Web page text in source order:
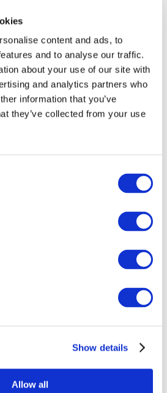
content and ads, to
and to analyse our traffic.
about your use of our site with
and analytics partners who
information that you’ve
they’ve collected from your use
Show details
Allow all
вечер